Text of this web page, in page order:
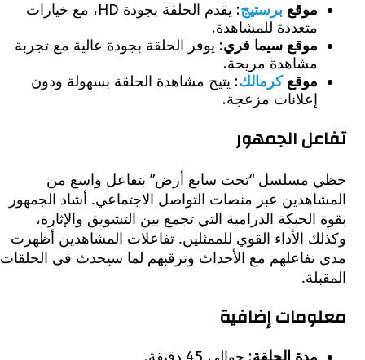
موقع برستيج
: يقدم الحلقة بجودة HD، مع خيارات
متعددة للمشاهدة.
موقع سيما فري: يوفر الحلقة بجودة عالية مع تجربة
مشاهدة مريحة.
موقع كرمالك : يتيح مشاهدة الحلقة بسهولة ودون
إعلانات مزعجة.
الجمهور
“تحت سابع أرض” بتفاعل واسع من
عبر منصات التواصل الاجتماعي. أشاد الجمهور
الدرامية التي تجمع بين التشويق والإثارة،
الأداء القوي للممثلين. تفاعلات المشاهدين أظهرت
مع الأحداث وترقبهم لما سيحدث في الحلقات
إضافية